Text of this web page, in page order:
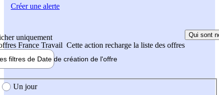
uniquement
France Travail Cette action recharge la liste des offres
Qui sont
filtres de Date de création de l'offre
création de l'offre
Un jour
Créer une alerte